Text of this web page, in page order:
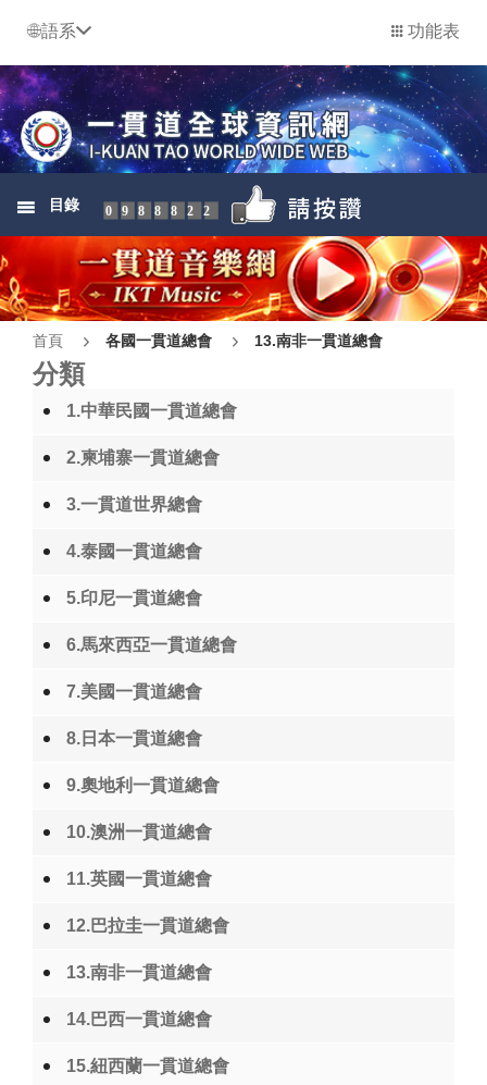
語系 功能表
目錄 0988822
首頁 各國一貫道總會 13.南非一貫道總會
分類
1.中華民國一貫道總會
2.柬埔寨一貫道總會
3.一貫道世界總會
4.泰國一貫道總會
5.印尼一貫道總會
6.馬來西亞一貫道總會
7.美國一貫道總會
8.日本一貫道總會
9.奧地利一貫道總會
10.澳洲一貫道總會
11.英國一貫道總會
12.巴拉圭一貫道總會
13.南非一貫道總會
14.巴西一貫道總會
15.紐西蘭一貫道總會